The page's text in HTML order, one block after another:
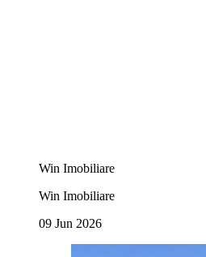
Win Imobiliare
Win Imobiliare
09 Jun 2026